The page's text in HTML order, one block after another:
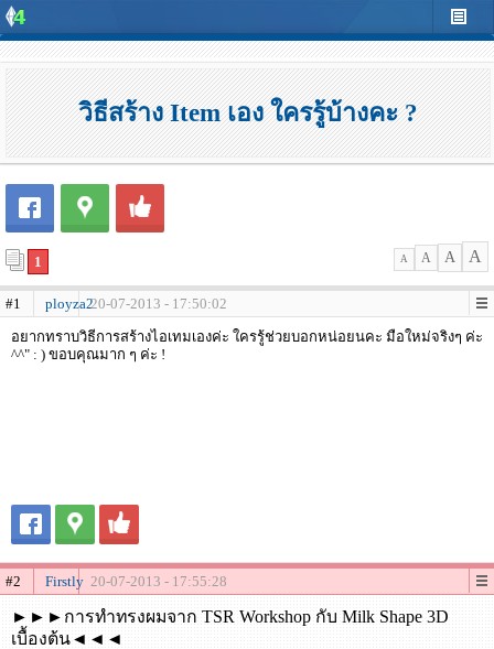
วิธีสร้าง Item เอง ใครรู้บ้างคะ ?
1 A A A A
#1 ployza220-07-2013 - 17:50:02
อยากทราบวิธีการสร้างไอเทมเองค่ะ ใครรู้ช่วยบอกหน่อยนคะ มือใหม่จริงๆ ค่ะ
^^" : ) ขอบคุณมาก ๆ ค่ะ !
#2 Firstly 20-07-2013 - 17:55:28
►►►การทำทรงผมจาก TSR Workshop กับ Milk Shape 3D
เบื้องต้น◄◄◄